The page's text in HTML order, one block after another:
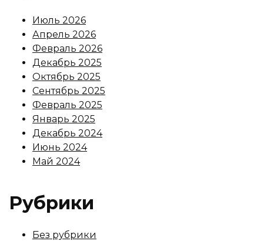
Июль 2026
Апрель 2026
Февраль 2026
Декабрь 2025
Октябрь 2025
Сентябрь 2025
Февраль 2025
Январь 2025
Декабрь 2024
Июнь 2024
Май 2024
Рубрики
Без рубрики